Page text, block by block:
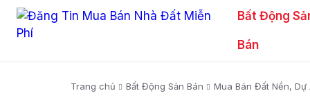
Bất Động
Bán
Trang chủ Bất Động Sản Bán Mua Bán Đất Nền, Dự